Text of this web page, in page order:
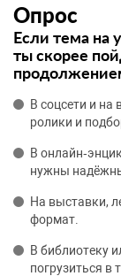
Опрос
Если тема на
ты скорее
В соцсети и
ролики и
В
нужны
На выставки,
формат.
В библиотеку
погрузиться в